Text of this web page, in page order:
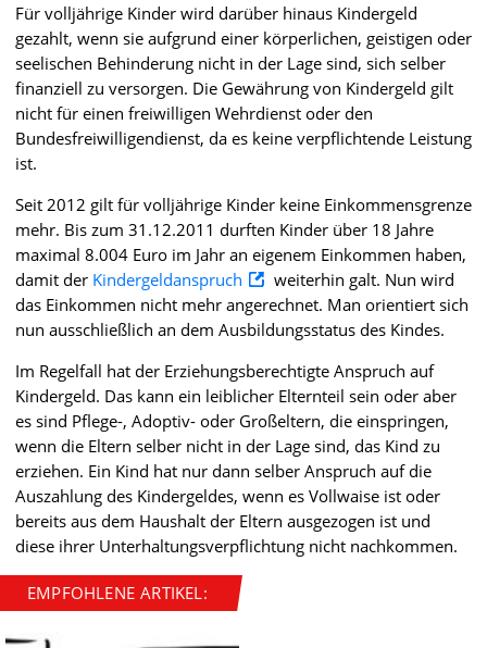
Für volljährige Kinder wird darüber hinaus Kindergeld
gezahlt, wenn sie aufgrund einer körperlichen, geistigen oder
seelischen Behinderung nicht in der Lage sind, sich selber
finanziell zu versorgen. Die Gewährung von Kindergeld gilt
nicht für einen freiwilligen Wehrdienst oder den
Bundesfreiwilligendienst, da es keine verpflichtende Leistung
ist.
Seit 2012 gilt für volljährige Kinder keine Einkommensgrenze
mehr. Bis zum 31.12.2011 durften Kinder über 18 Jahre
maximal 8.004 Euro im Jahr an eigenem Einkommen haben,
damit der Kindergeldanspruch
weiterhin galt. Nun wird
das Einkommen nicht mehr angerechnet. Man orientiert sich
nun ausschließlich an dem Ausbildungsstatus des Kindes.
Im Regelfall hat der Erziehungsberechtigte Anspruch auf
Kindergeld. Das kann ein leiblicher Elternteil sein oder aber
es sind Pflege-, Adoptiv- oder Großeltern, die einspringen,
wenn die Eltern selber nicht in der Lage sind, das Kind zu
erziehen. Ein Kind hat nur dann selber Anspruch auf die
Auszahlung des Kindergeldes, wenn es Vollwaise ist oder
bereits aus dem Haushalt der Eltern ausgezogen ist und
diese ihrer Unterhaltungsverpflichtung nicht nachkommen.
EMPFOHLENE ARTIKEL: